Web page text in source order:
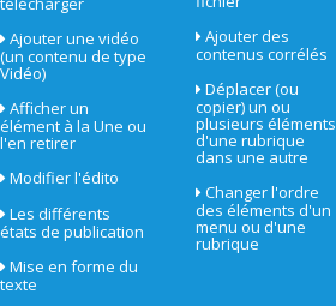
Ajouter une vidéo
(un contenu de type
Vidéo)
Afficher un
élément à la Une ou
l'en retirer
Modifier l'édito
Les différents
états de publication
Mise en forme du
texte
Ajouter des
contenus corrélés
Déplacer (ou
copier) un ou
plusieurs éléments
d'une rubrique
dans une autre
Changer l'ordre
des éléments d'un
menu ou d'une
rubrique